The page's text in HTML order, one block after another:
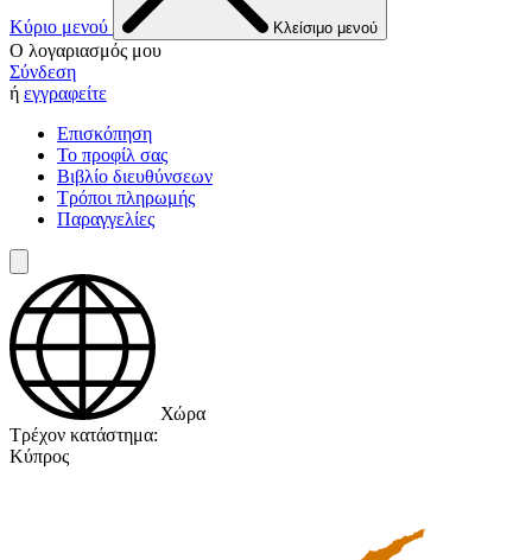
Κύριο μενού Κλείσιμο μενού
Ο λογαριασμός μου
Σύνδεση
ή εγγραφείτε
Επισκόπηση
Το προφίλ σας
Βιβλίο διευθύνσεων
Τρόποι πληρωμής
Παραγγελίες
Χώρα
Τρέχον κατάστημα:
Κύπρος